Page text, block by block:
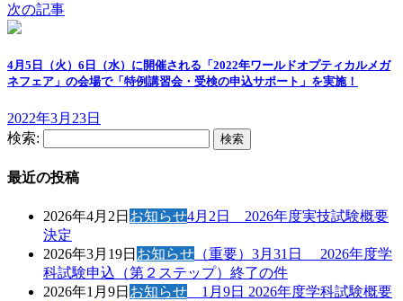
次の記事
4月5日（火）6日（水）に開催される「2022年ワールドオプティカルメガ
ネフェア」の会場で「特例講習会・受検の申込サポート」を実施！
2022年3月23日
検索:
最近の投稿
2026年4月2日 お知らせ4月2日 2026年度実技試験概要
決定
2026年3月19日 お知らせ （重要）3月31日 2026年度学
科試験申込（第２ステップ）終了の件
2026年1月9日 お知らせ 1月9日 2026年度学科試験概要